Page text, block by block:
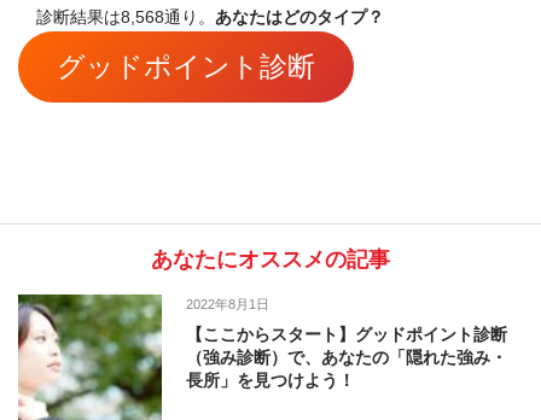
診断結果は8,568通り。 あなたはどのタイプ？
グッドポイント診断
あなたにオススメの記事
2022年8月1日
【ここからスタート】グッドポイント診断
（強み診断）で、あなたの「隠れた強み・
長所」を見つけよう！